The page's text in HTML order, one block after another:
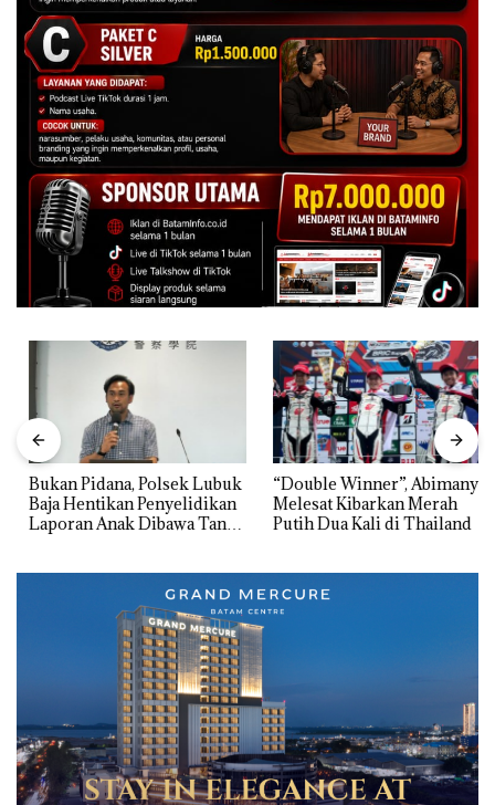
Bukan Pidana, Polsek Lubuk
Baja Hentikan Penyelidikan
Laporan Anak Dibawa Tanpa
“Double Winner”, Abimanyu
Melesat Kibarkan Merah
Putih Dua Kali di Thailand